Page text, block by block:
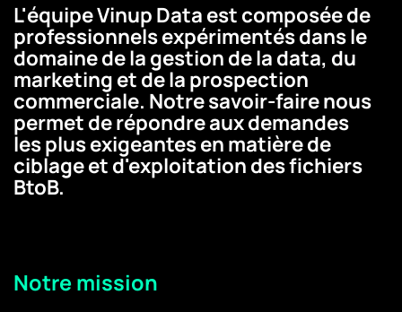
L'équipe Vinup Data est composée de
professionnels expérimentés dans le
domaine de la gestion de la data, du
marketing et de la prospection
commerciale. Notre savoir-faire nous
permet de répondre aux demandes
les plus exigeantes en matière de
ciblage et d'exploitation des fichiers
BtoB.
Notre mission